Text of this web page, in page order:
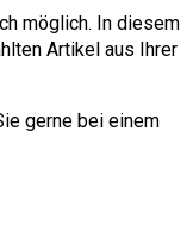
möglich. In diesem
Artikel aus Ihrer
gerne bei einem